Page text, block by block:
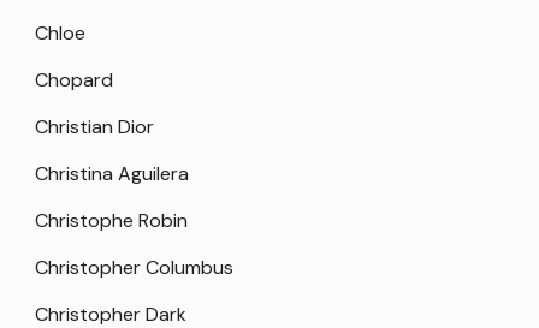
Chloe
Chopard
Christian Dior
Christina Aguilera
Christophe Robin
Christopher Columbus
Christopher Dark